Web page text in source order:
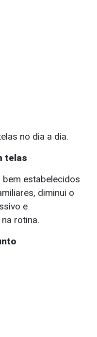
no dia a dia.
telas
estabelecidos
diminui o
e
rotina.